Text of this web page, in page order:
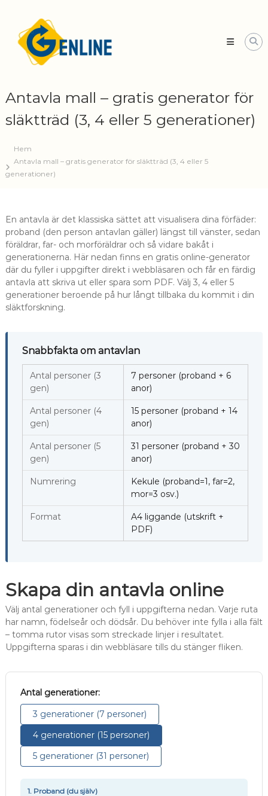
content
med
Genline
kompletta
svenska
Antavla mall – gratis generator för
släktträd (3, 4 eller 5 generationer)
Hem
Antavla mall – gratis generator för släktträd (3, 4 eller 5
generationer)
En antavla är det klassiska sättet att visualisera dina förfäder:
proband (den person antavlan gäller) längst till vänster, sedan
föräldrar, far- och morföräldrar och så vidare bakåt i
generationerna. Här nedan finns en gratis online-generator
där du fyller i uppgifter direkt i webbläsaren och får en färdig
antavla att skriva ut eller spara som PDF. Välj 3, 4 eller 5
generationer beroende på hur långt tillbaka du kommit i din
släktforskning.
Snabbfakta om antavlan
Antal personer (3
gen)
7 personer (proband + 6
anor)
Antal personer (4
gen)
15 personer (proband + 14
anor)
Antal personer (5
gen)
31 personer (proband + 30
anor)
Numrering
Kekule (proband=1, far=2,
mor=3 osv.)
Format
A4 liggande (utskrift +
PDF)
Skapa din antavla online
Välj antal generationer och fyll i uppgifterna nedan. Varje ruta
har namn, födelseår och dödsår. Du behöver inte fylla i alla fält
– tomma rutor visas som streckade linjer i resultatet.
Uppgifterna sparas i din webbläsare tills du stänger fliken.
Antal generationer:
3 generationer (7 personer)
4 generationer (15 personer)
5 generationer (31 personer)
1. Proband (du själv)